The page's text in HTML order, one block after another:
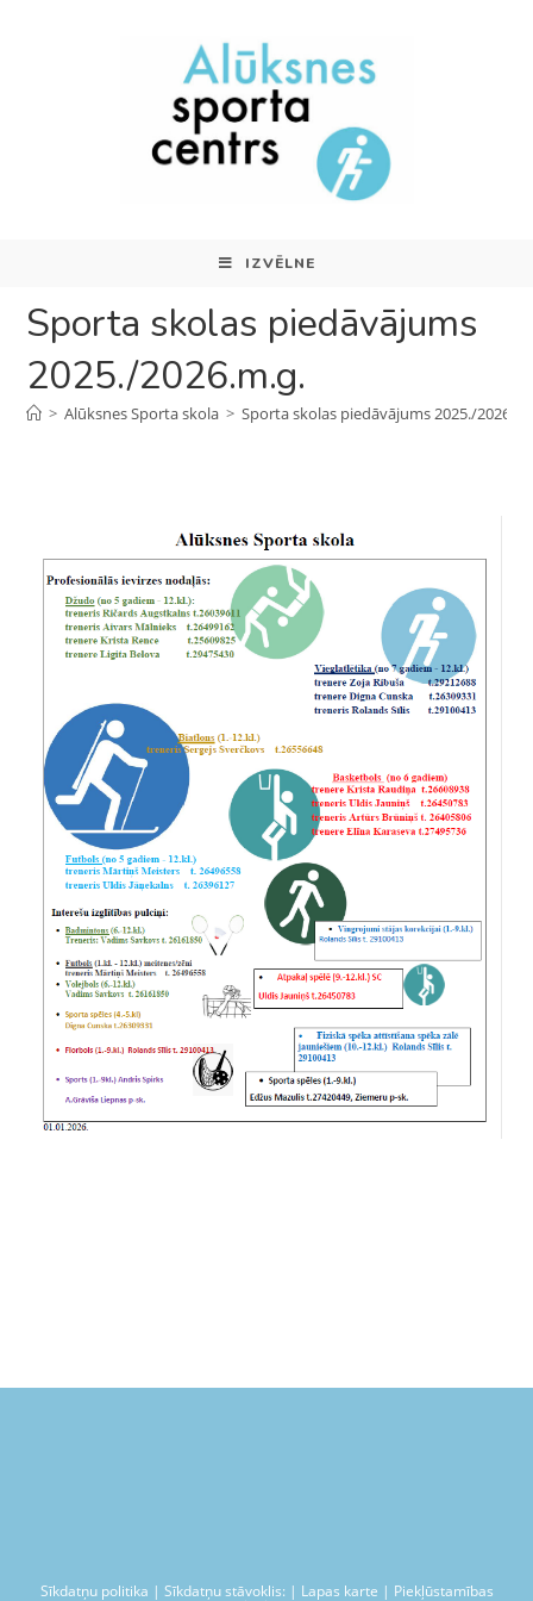
IZVĒLNE
Sporta skolas piedāvājums
2025./2026.m.g.
> Alūksnes Sporta skola > Sporta skolas piedāvājums 2025./
Sīkdatņu politika | Sīkdatņu stāvoklis: | Lapas karte | Piekļūstamības